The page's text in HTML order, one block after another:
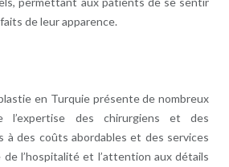
de leur apparence.
en Turquie présente de nombreux
l’expertise des chirurgiens et des
à des coûts abordables et des services
l’hospitalité et l’attention aux détails